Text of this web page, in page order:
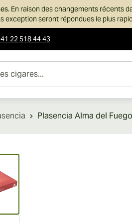
En raison des changements récents
exception seront répondues le plus
22 518 44 43
Plasencia Alma del
larger image
larger image